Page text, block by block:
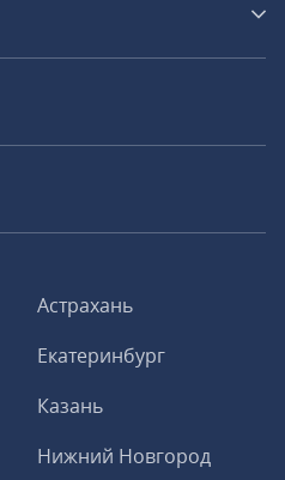
Астрахань
Екатеринбург
Казань
Нижний Новгород